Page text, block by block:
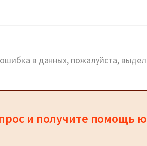
в данных, пожалуйста,
и получите помощь